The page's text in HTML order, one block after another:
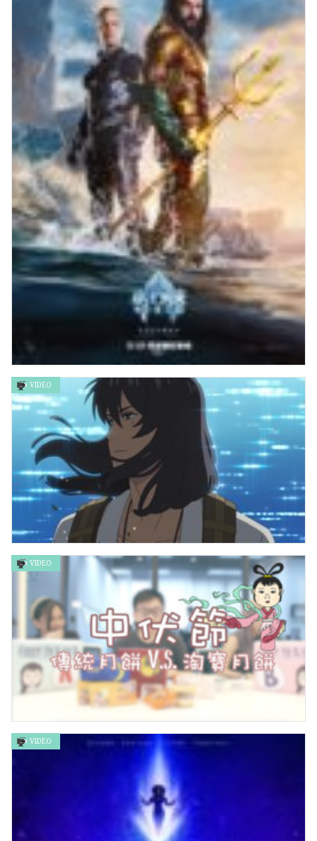
水行俠與失落王國 Aquaman and the Lost Kingdom
鈴芽之旅 Suzume
VIDEO
中伏節 傳統月餅V.S.淘寶月餅
VIDEO
VIDEO